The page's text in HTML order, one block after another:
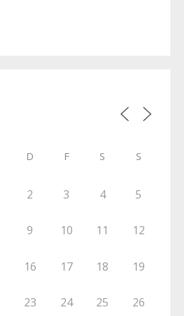
D F S S
2 3 4 5
9 10 11 12
16 17 18 19
23 24 25 26